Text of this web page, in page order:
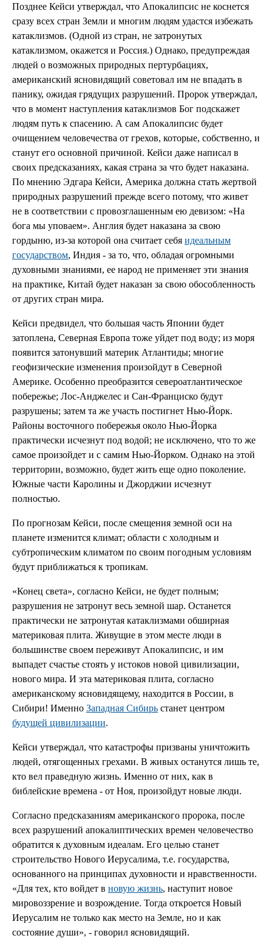
Позднее Кейси утверждал, что Апокалипсис не коснется
сразу всех стран Земли и многим людям удастся избежать
катаклизмов. (Одной из стран, не затронутых
катаклизмом, окажется и Россия.) Однако, предупреждая
людей о возможных природных пертурбациях,
американский ясновидящий советовал им не впадать в
панику, ожидая грядущих разрушений. Пророк утверждал,
что в момент наступления катаклизмов Бог подскажет
людям путь к спасению. А сам Апокалипсис будет
очищением человечества от грехов, которые, собственно, и
станут его основной причиной. Кейси даже написал в
своих предсказаниях, какая страна за что будет наказана.
По мнению Эдгара Кейси, Америка должна стать жертвой
природных разрушений прежде всего потому, что живет
не в соответствии с провозглашенным ею девизом: «На
бога мы уповаем». Англия будет наказана за свою
гордыню, из-за которой она считает себя идеальным
государством, Индия - за то, что, обладая огромными
духовными знаниями, ее народ не применяет эти знания
на практике, Китай будет наказан за свою обособленность
от других стран мира.
Кейси предвидел, что большая часть Японии будет
затоплена, Северная Европа тоже уйдет под воду; из моря
появится затонувший материк Атлантиды; многие
геофизические изменения произойдут в Северной
Америке. Особенно преобразится североатлантическое
побережье; Лос-Анджелес и Сан-Франциско будут
разрушены; затем та же участь постигнет Нью-Йорк.
Районы восточного побережья около Нью-Йорка
практически исчезнут под водой; не исключено, что то же
самое произойдет и с самим Нью-Йорком. Однако на этой
территории, возможно, будет жить еще одно поколение.
Южные части Каролины и Джорджии исчезнут
полностью.
По прогнозам Кейси, после смещения земной оси на
планете изменится климат; области с холодным и
субтропическим климатом по своим погодным условиям
будут приближаться к тропикам.
«Конец света», согласно Кейси, не будет полным;
разрушения не затронут весь земной шар. Останется
практически не затронутая катаклизмами обширная
материковая плита. Живущие в этом месте люди в
большинстве своем переживут Апокалипсис, и им
выпадет счастье стоять у истоков новой цивилизации,
нового мира. И эта материковая плита, согласно
американскому ясновидящему, находится в России, в
Сибири! Именно Западная Сибирь станет центром
будущей цивилизации.
Кейси утверждал, что катастрофы призваны уничтожить
людей, отягощенных грехами. В живых останутся лишь те,
кто вел праведную жизнь. Именно от них, как в
библейские времена - от Ноя, произойдут новые люди.
Согласно предсказаниям американского пророка, после
всех разрушений апокалиптических времен человечество
обратится к духовным идеалам. Его целью станет
строительство Нового Иерусалима, т.е. государства,
основанного на принципах духовности и нравственности.
«Для тех, кто войдет в новую жизнь, наступит новое
мировоззрение и возрождение. Тогда откроется Новый
Иерусалим не только как место на Земле, но и как
состояние души», - говорил ясновидящий.